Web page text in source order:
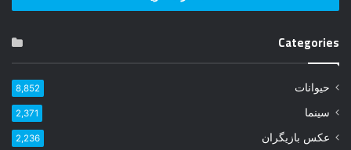
ا
م
ی
خ
و
ر
Categories
حیوانات 8,852
سینما 2,371
عکس بازیگران 2,236